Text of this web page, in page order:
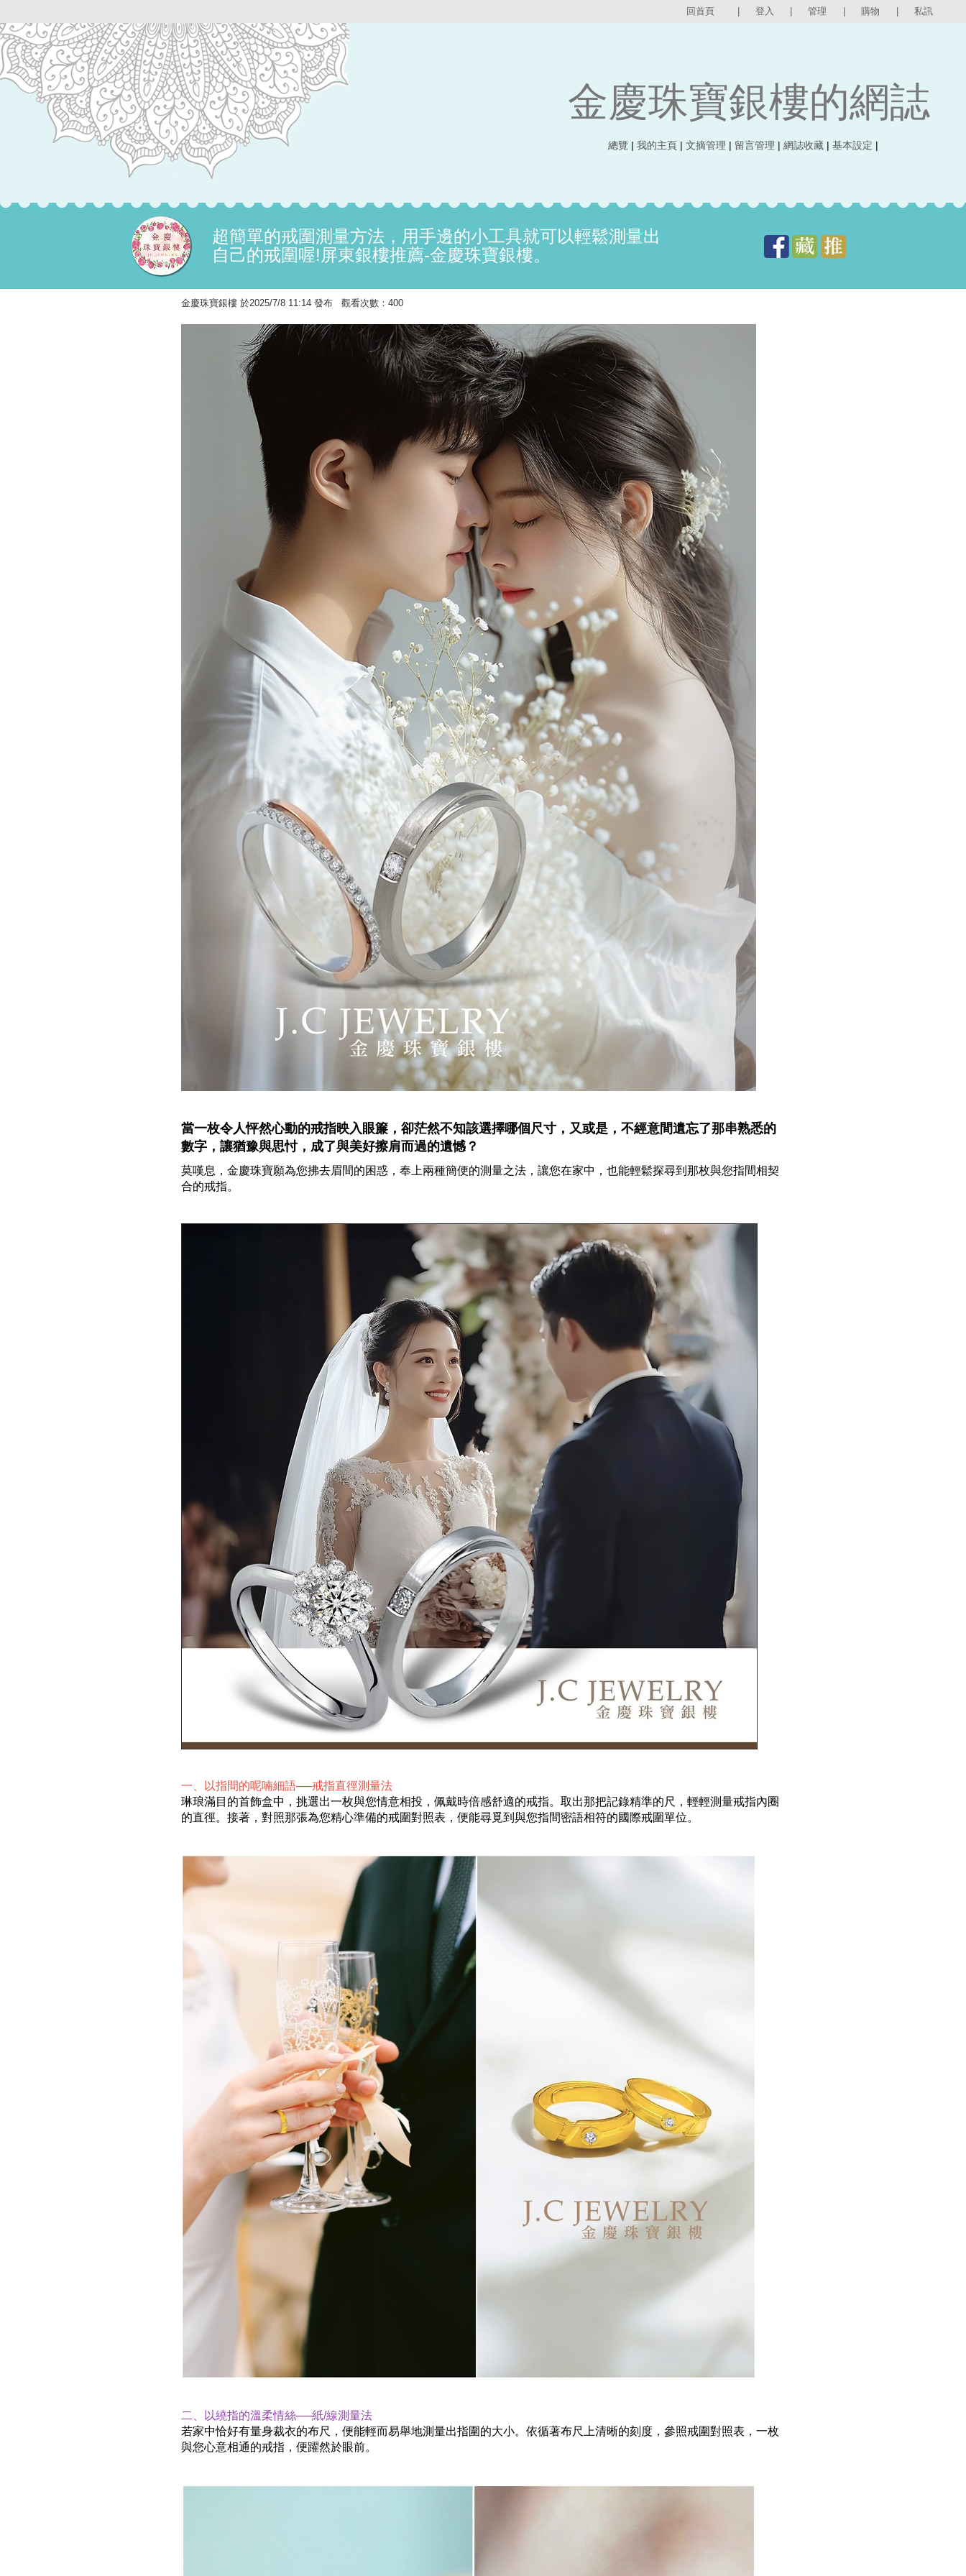
回首頁 登入 管理 購物 私訊
金慶珠寶銀樓的網誌
總覽 | 我的主頁 | 文摘管理 | 留言管理 | 網誌收藏 | 基本設定 |
超簡單的戒圍測量方法，用手邊的小工具就可以輕鬆測量出
自己的戒圍喔!屏東銀樓推薦-金慶珠寶銀樓。
金慶珠寶銀樓 於2025/7/8 11:14 發布 觀看次數：400
當一枚令人怦然心動的戒指映入眼簾，卻茫然不知該選擇哪個尺寸，又或是，不經意間遺忘了那串熟悉的
數字，讓猶豫與思忖，成了與美好擦肩而過的遺憾？
莫嘆息，金慶珠寶願為您拂去眉間的困惑，奉上兩種簡便的測量之法，讓您在家中，也能輕鬆探尋到那枚與您指間相契
合的戒指。
一、以指間的呢喃細語──戒指直徑測量法
琳琅滿目的首飾盒中，挑選出一枚與您情意相投，佩戴時倍感舒適的戒指。取出那把記錄精準的尺，輕輕測量戒指內圈
的直徑。接著，對照那張為您精心準備的戒圍對照表，便能尋覓到與您指間密語相符的國際戒圍單位。
二、以繞指的溫柔情絲──紙/線測量法
若家中恰好有量身裁衣的布尺，便能輕而易舉地測量出指圍的大小。依循著布尺上清晰的刻度，參照戒圍對照表，一枚
與您心意相通的戒指，便躍然於眼前。